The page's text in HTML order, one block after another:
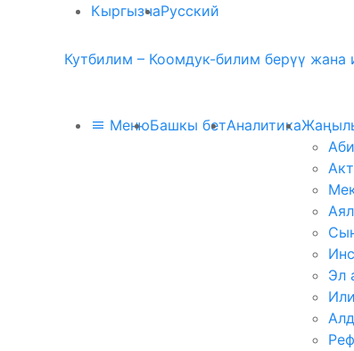
КыргызчаРусский
Кутбилим – Коомдук-билим берүү жана
МенюБашкы бетАналитика
Эл